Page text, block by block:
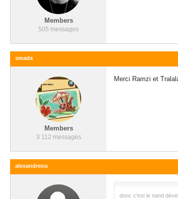
Members
505 messages
smada
Members
3 112 messages
Merci Ramzi et
alexandreou
donc c'est le nand